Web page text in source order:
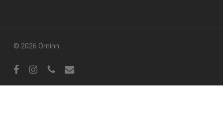
© 2026 Örninn.
FacebookInstagram
sími tölvupóstur